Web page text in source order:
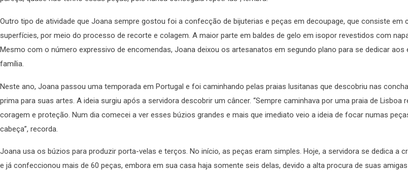
Outro tipo de atividade que Joana sempre gostou foi a confecção de bijuterias e peças em decoupage, que consiste em
superfícies, por meio do processo de recorte e colagem. A maior parte em baldes de gelo em isopor revestidos com
Mesmo com o número expressivo de encomendas, Joana deixou os artesanatos em segundo plano para se dedicar aos
família.
Neste ano, Joana passou uma temporada em Portugal e foi caminhando pelas praias lusitanas que descobriu nas
prima para suas artes. A ideia surgiu após a servidora descobrir um câncer. “Sempre caminhava por uma praia de Lisboa
coragem e proteção. Num dia comecei a ver esses búzios grandes e mais que imediato veio a ideia de focar numas
cabeça”, recorda.
Joana usa os búzios para produzir porta-velas e terços. No início, as peças eram simples. Hoje, a servidora se dedica a
e já confeccionou mais de 60 peças, embora em sua casa haja somente seis delas, devido a alta procura de suas